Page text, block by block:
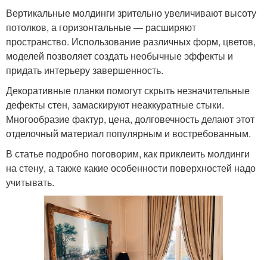
Вертикальные молдинги зрительно увеличивают высоту
потолков, а горизонтальные — расширяют
пространство. Использование различных форм, цветов,
моделей позволяет создать необычные эффекты и
придать интерьеру завершенность.
Декоративные планки помогут скрыть незначительные
дефекты стен, замаскируют неаккуратные стыки.
Многообразие фактур, цена, долговечность делают этот
отделочный материал популярным и востребованным.
В статье подробно поговорим, как приклеить молдинги
на стену, а также какие особенности поверхностей надо
учитывать.